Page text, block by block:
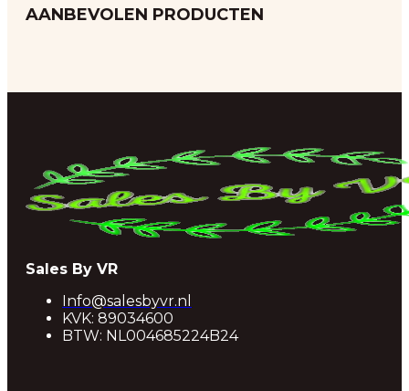
AANBEVOLEN PRODUCTEN
Sales By VR
Info@salesbyvr.nl
KVK: 89034600
BTW: NL004685224B24